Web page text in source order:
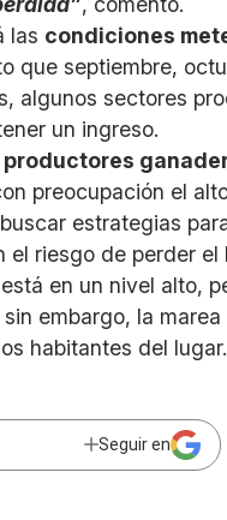
las condiciones
que septiembre,
algunos sectores
un ingreso.
, productores
preocupación el
estrategias
riesgo de perder el
en un nivel alto,
embargo, la
habitantes del lugar.
Seguir en